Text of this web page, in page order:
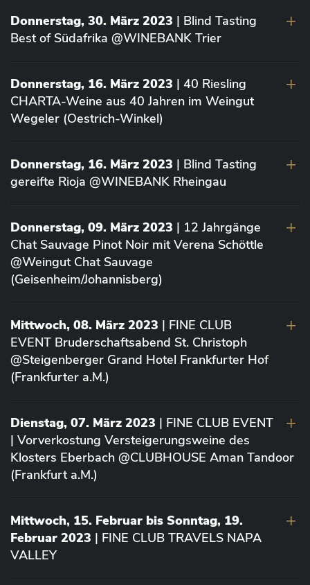
Donnerstag, 30. März 2023 | Blind Tasting
Best of Südafrika @WINEBANK Trier
Donnerstag, 16. März 2023 | 40 Riesling
CHARTA-Weine aus 40 Jahren im Weingut
Wegeler (Oestrich-Winkel)
Donnerstag, 16. März 2023 | Blind Tasting
gereifte Rioja @WINEBANK Rheingau
Donnerstag, 09. März 2023 | 12 Jahrgänge
Chat Sauvage Pinot Noir mit Verena Schöttle
@Weingut Chat Sauvage
(Geisenheim/Johannisberg)
Mittwoch, 08. März 2023 | FINE CLUB
EVENT Bruderschaftsabend St. Christoph
@Steigenberger Grand Hotel Frankfurter Hof
(Frankfurter a.M.)
Dienstag, 07. März 2023 | FINE CLUB EVENT
| Vorverkostung Versteigerungsweine des
Klosters Eberbach @CLUBHOUSE Aman Tandoor
(Frankfurt a.M.)
Mittwoch, 15. Februar bis Sonntag, 19.
Februar 2023 | FINE CLUB TRAVELS NAPA
VALLEY